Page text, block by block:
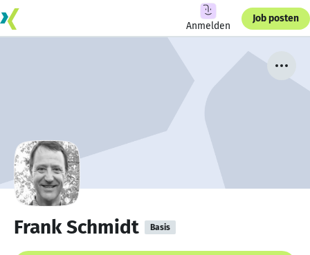
Anmelden
Job posten
Frank Schmidt Basis